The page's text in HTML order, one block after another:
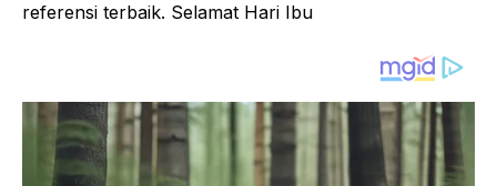
referensi terbaik. Selamat Hari Ibu